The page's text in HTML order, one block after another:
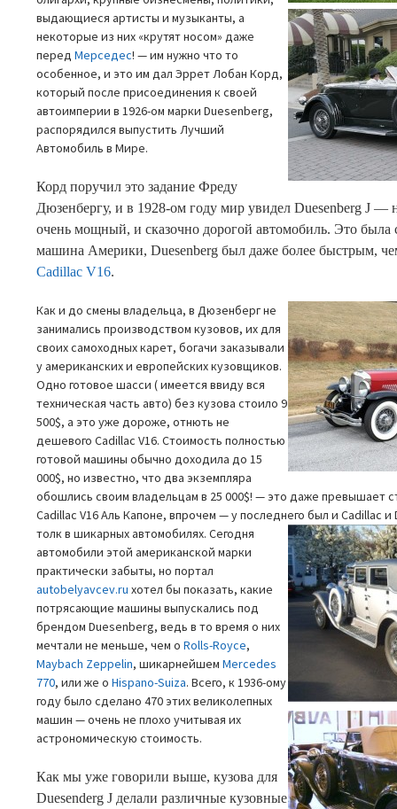
выдающиеся артисты и музыканты, а
некоторые из них «крутят носом» даже
передМерседес! — им нужно что то
особенное, и это им дал Эррет Лобан Корд,
который после присоединения к своей
автоимперии в 1926-ом марки Duesenberg,
распорядился выпустить Лучший
Автомобиль в Мире.
Корд поручил это задание Фреду
Дюзенбергу, и в 1928-ом году мир увидел Duesenberg J —
очень мощный, и сказочно дорогой автомобиль. Это была
машина Америки, Duesenberg был даже более быстрым,
Cadillac V16.
Как и до смены владельца, в Дюзенберг не
занимались производством кузовов, их для
своих самоходных карет, богачи заказывали
у американских и европейских кузовщиков.
Одно готовое шасси ( имеется ввиду вся
техническая часть авто) без кузова стоило 9
500$, а это уже дороже, отнють не
дешевого Cadillac V16. Стоимость полностью
готовой машины обычно доходила до 15
000$, но известно, что два экземпляра
обошлись своим владельцам в 25 000$! — это даже превышает
Cadillac V16 Аль Капоне, впрочем — у последнего был и Cadillac
толк в шикарных автомобилях. Сегодня
автомобили этой американской марки
практически забыты, но портал
autobelyavcev.ru хотел бы показать, какие
потрясающие машины выпускались под
брендом Duesenberg, ведь в то время о них
мечтали не меньше, чем оRolls-Royce,
Maybach Zeppelin, шикарнейшемMercedes
770, или же оHispano-Suiza. Всего, к 1936-ому
году было сделано 470 этих великолепных
машин — очень не плохо учитывая их
астрономическую стоимость.
Как мы уже говорили выше, кузова для
Duesenderg J делали различные кузовные